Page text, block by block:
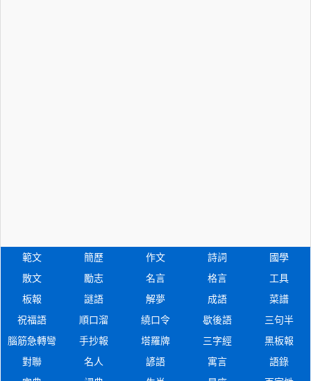
範文 簡歷 作文 詩詞
國學
散文
勵志 名言 格言
工具
板報
謎語 解夢 成語
菜譜
祝福語
順口溜 繞口令 歇後語
三句半
腦筋急轉彎
手抄報 塔羅牌 三字經
黑板報
對聯
名人 諺語 寓言
語錄